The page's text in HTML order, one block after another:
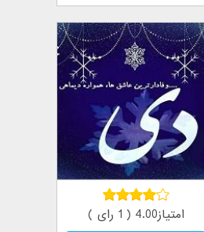
امتیاز4.00 ( 1 رای )